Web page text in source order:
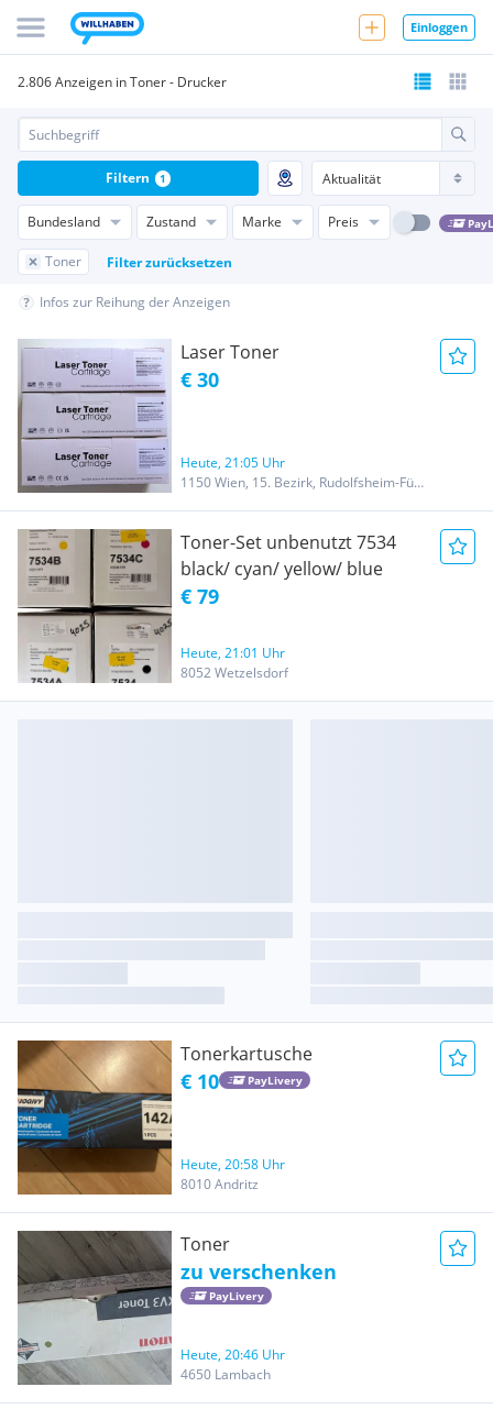
Einloggen
2.806 Anzeigen in Toner - Drucker
Bundesland Zustand Marke Preis
Toner Filter zurücksetzen
Filtern 1
Infos zur Reihung der Anzeigen
Laser Toner
€ 30
Heute, 21:05 Uhr
1150 Wien, 15. Bezirk, Rudolfsheim-Fünfhaus
Toner-Set unbenutzt 7534
black/ cyan/ yellow/ blue
€ 79
Heute, 21:01 Uhr
8052 Wetzelsdorf
Tonerkartusche
€ 10 PayLivery
Heute, 20:58 Uhr
8010 Andritz
Toner
zu verschenken
PayLivery
Heute, 20:46 Uhr
4650 Lambach